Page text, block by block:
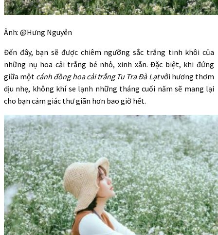
Ảnh: @Hưng Nguyễn
Đến đây, bạn sẽ được chiêm ngưỡng sắc trắng tinh khôi của
những nụ hoa cải trắng bé nhỏ, xinh xắn. Đặc biệt, khi đứng
giữa một cánh đồng hoa cải trắng Tu Tra Đà Lạtvới hương thơm
dịu nhẹ, không khí se lạnh những tháng cuối năm sẽ mang lại
cho bạn cảm giác thư giãn hơn bao giờ hết.